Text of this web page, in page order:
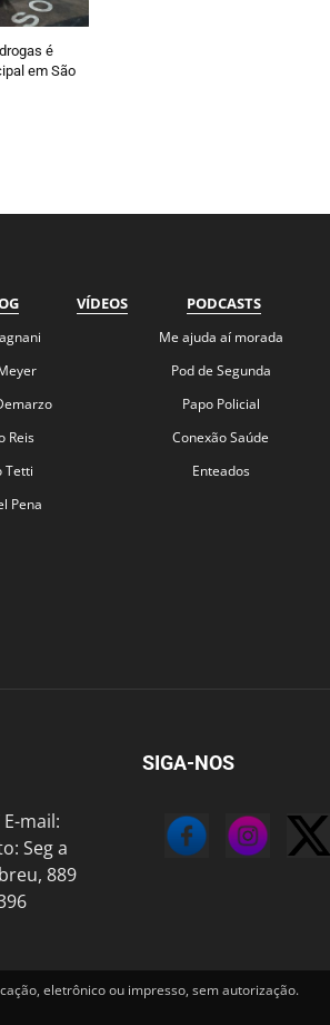
é
em São
Reis
Tetti
Pena
VÍDEOS PODCASTS
Me ajuda aí morada
Pod de Segunda
Papo Policial
Conexão Saúde
Enteados
mail:
Seg a
889
SIGA-NOS
eletrônico ou impresso, sem autorização.